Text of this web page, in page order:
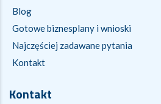
Blog
Gotowe biznesplany i wnioski
Najczęściej zadawane pytania
Kontakt
Kontakt